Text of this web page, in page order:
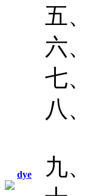
dye
五
六
七
八
九